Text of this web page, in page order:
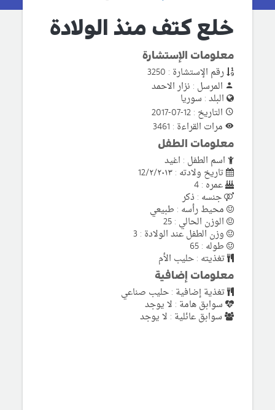
خلع كتف منذ الولادة
معلومات الإستشارة
رقم الإستشارة : 3250
المرسل : نزار الاحمد
البلد : سوريا
التاريخ : 12-07-2017
مرات القراءة : 3461
معلومات الطفل
اسم الطفل : اغيد
تاريخ ولادته : 12/٢/٢٠١٣
عمره : 4
جنسه : ذكر
محيط رأسه : طبيعي
الوزن الحالي : 25
وزن الطفل عند الولادة : 3
طوله : 65
تغذيته : حليب الأم
معلومات إضافية
تغذية إضافية : حليب صناعي
سوابق هامة : لا يوجد
سوابق عائلية : لا يوجد